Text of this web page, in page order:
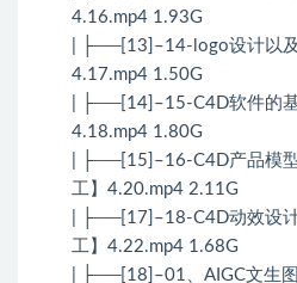
4.16.mp4 1.93G
| ├──[13]–14-logo设计以
4.17.mp4 1.50G
| ├──[14]–15-C4D软件的
4.18.mp4 1.80G
| ├──[15]–16-C4D产品模
工】4.20.mp4 2.11G
| ├──[17]–18-C4D动效设
工】4.22.mp4 1.68G
| ├──[18]–01、AIGC文生